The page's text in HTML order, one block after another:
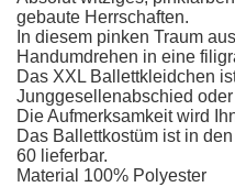
gebaute Herrschaften.
In diesem pinken Traum
Handumdrehen in eine
Das XXL Ballettkleidchen
Junggesellenabschied
Die Aufmerksamkeit wird
Das Ballettkostüm ist in
60 lieferbar.
Material 100% Polyester